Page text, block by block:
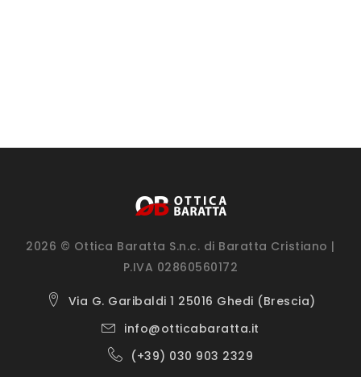
2026 © Ottica Baratta S.n.c. di Baratta Cristiano |
P.IVA 02860560172
Via G. Garibaldi 1 25016 Ghedi (Brescia)
info@otticabaratta.it
(+39) 030 903 2329